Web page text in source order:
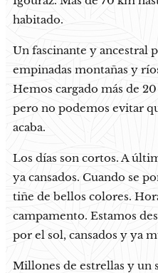
habitado.
Un fascinante y ancestral
empinadas montañas y
Hemos cargado más de
pero no podemos evitar
acaba.
Los días son cortos. A
ya cansados. Cuando se
tiñe de bellos colores.
campamento. Estamos
por el sol, cansados ​​y ya
Millones de estrellas y un